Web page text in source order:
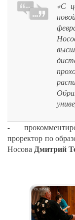
«С
-
проректор по
НосоваДмитрий